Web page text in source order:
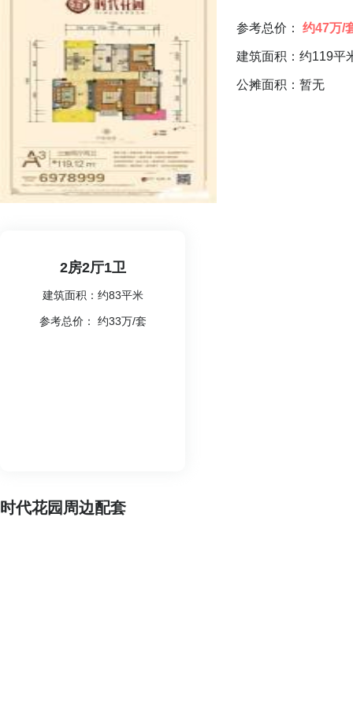
参考总价： 约47万/
建筑面积：约119平
公摊面积：暂无
2房2厅1卫
建筑面积：约83平米
参考总价： 约33万/套
时代花园周边配套